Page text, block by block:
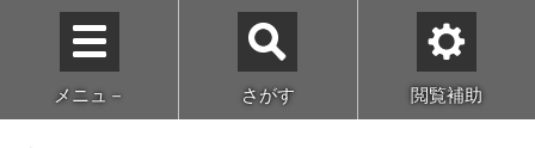
メニュ－ さがす 閲覧補助